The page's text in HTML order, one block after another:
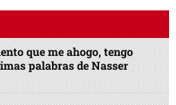
que me ahogo, tengo
palabras de Nasser